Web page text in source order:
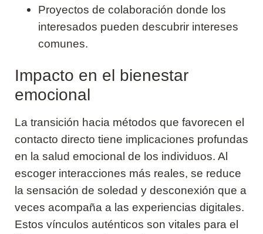
Proyectos de colaboración donde los
interesados pueden descubrir intereses
comunes.
Impacto en el bienestar
emocional
La transición hacia métodos que favorecen el
contacto directo tiene implicaciones profundas
en la salud emocional de los individuos. Al
escoger interacciones más reales, se reduce
la sensación de soledad y desconexión que a
veces acompaña a las experiencias digitales.
Estos vínculos auténticos son vitales para el